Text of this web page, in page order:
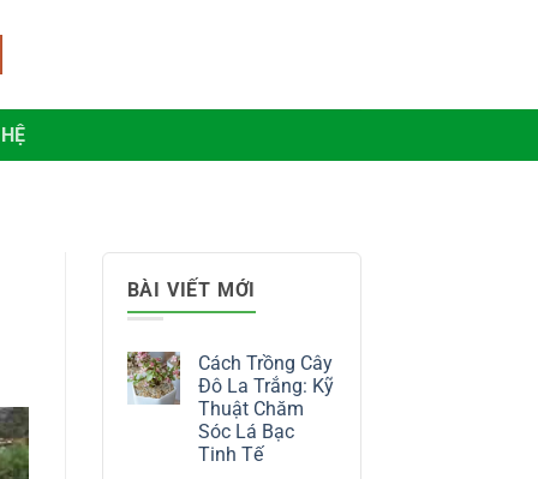
BÀI VIẾT MỚI
Cách Trồng Cây
Đô La Trắng: Kỹ
Thuật Chăm
Sóc Lá Bạc
Tinh Tế